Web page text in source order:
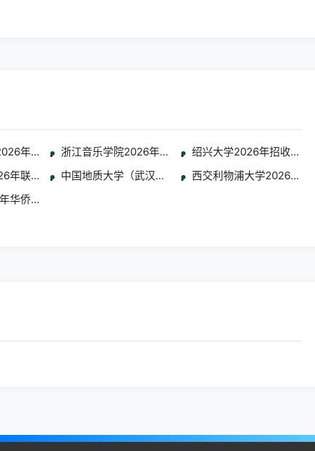
生简章年通过全国联招考试招收华侨港澳台学生简章
招生考试专业合格分数线及成绩查询公告
年联合招收艺术类华侨港澳台学生简章
考试考生须知
华侨港澳台艺术、体育类招生公告
浙江音乐学院2026年华侨港澳台本科招生专业考试合
绍兴大学2026年招收华侨
中国地质大学（武汉）2026年招收港澳台侨学生 艺术
西交利物浦大学2026年华